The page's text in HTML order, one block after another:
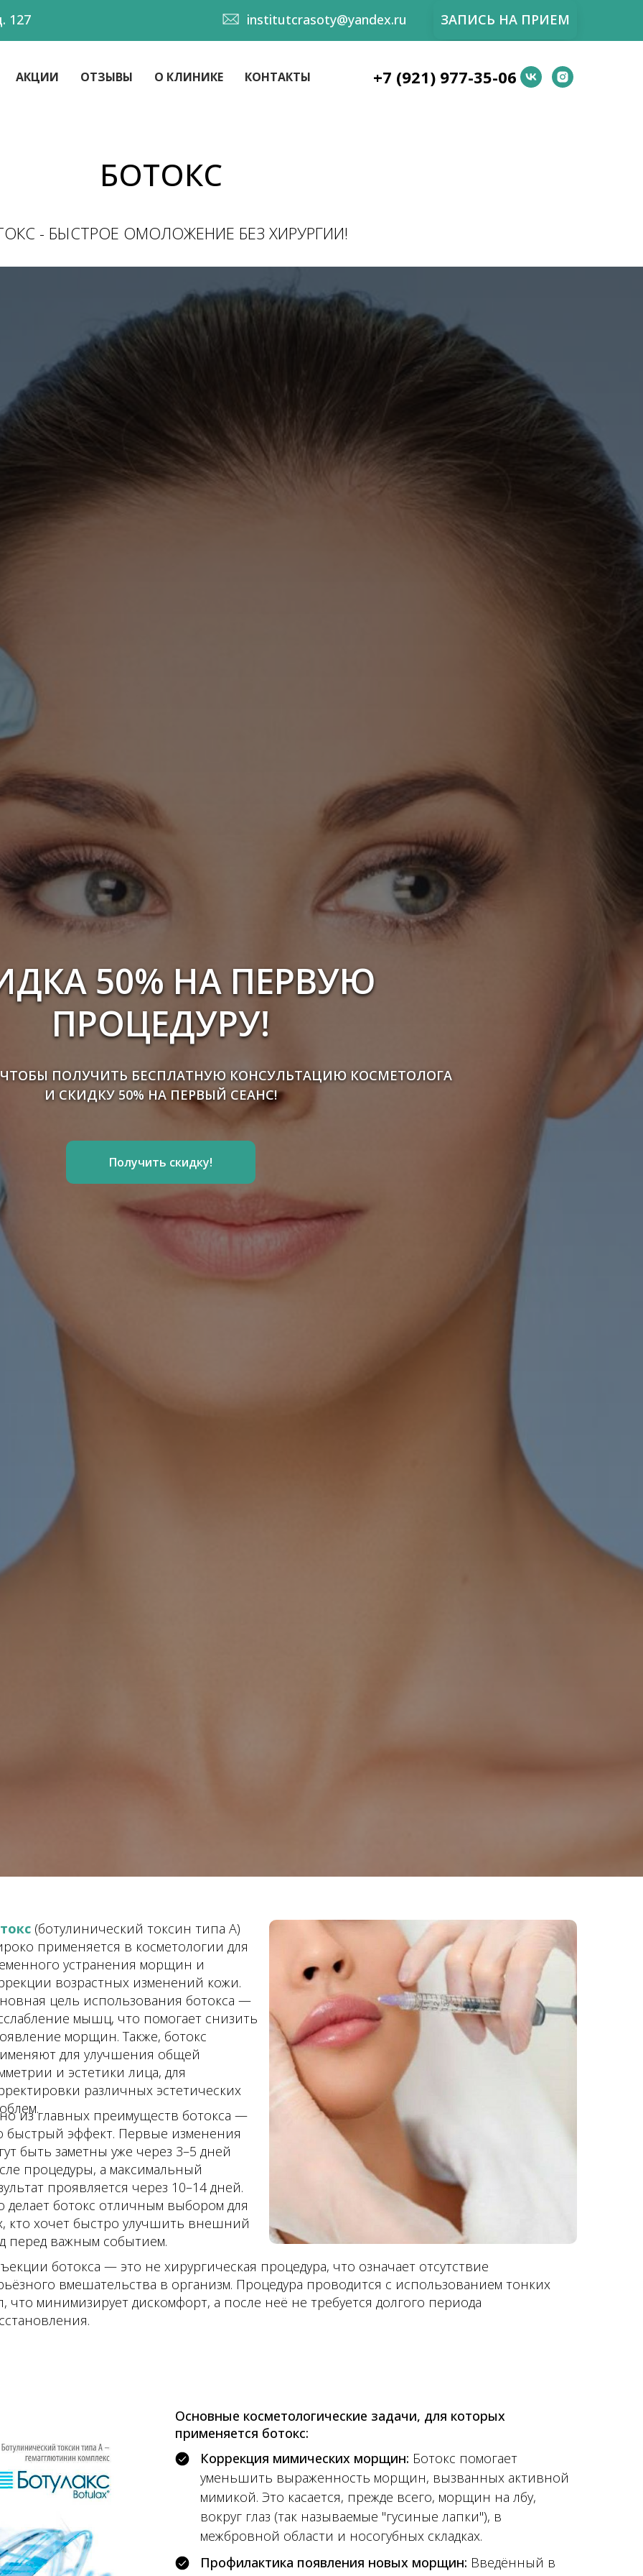
ЗАПИСЬ НА ПРИЕМ
127 institutcrasoty@yandex.ru
АКЦИИ ОТЗЫВЫ О КЛИНИКЕ КОНТАКТЫ +7 (921) 977-35-06
БОТОКС
- БЫСТРОЕ ОМОЛОЖЕНИЕ БЕЗ ХИРУРГИИ!
50%НА ПЕРВУЮ
ПРОЦЕДУРУ!
ЧТОБЫ ПОЛУЧИТЬ БЕСПЛАТНУЮ КОНСУЛЬТАЦИЮ КОСМЕТОЛОГА
И СКИДКУ 50% НА ПЕРВЫЙ СЕАНС!
Получить скидку!
(ботулинический токсин типа A)
применяется в косметологии для
устранения морщин и
возрастных изменений кожи.
цель использования ботокса —
мышц, что помогает снизить
морщин. Также, ботокс
для улучшения общей
и эстетики лица, для
различных эстетических
из главных преимуществ ботокса —
быстрый эффект. Первые изменения
быть заметны уже через 3–5 дней
процедуры, а максимальный
проявляется через 10–14 дней.
делает ботокс отличным выбором для
кто хочет быстро улучшить внешний
перед важным событием.
ботокса — это не хирургическая процедура, что означает отсутствие
вмешательства в организм. Процедура проводится с использованием тонких
что минимизирует дискомфорт, а после неё не требуется долгого периода
Основные косметологические задачи, для которых
применяется ботокс:
Коррекция мимических морщин: Ботокс помогает
уменьшить выраженность морщин, вызванных активной
мимикой. Это касается, прежде всего, морщин на лбу,
вокруг глаз (так называемые "гусиные лапки"), в
межбровной области и носогубных складках.
Профилактика появления новых морщин: Введённый в